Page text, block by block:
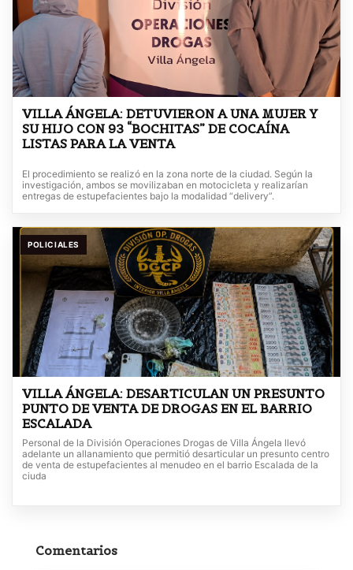
VILLA ÁNGELA: DETUVIERON A UNA MUJER Y
SU HIJO CON 93 “BOCHITAS” DE COCAÍNA
LISTAS PARA LA VENTA
El procedimiento se realizó en la zona norte de la ciudad. Según la
investigación, ambos se movilizaban en motocicleta y realizarían
entregas de estupefacientes bajo la modalidad “delivery”.
POLICIALES
VILLA ÁNGELA: DESARTICULAN UN PRESUNTO
PUNTO DE VENTA DE DROGAS EN EL BARRIO
ESCALADA
Personal de la División Operaciones Drogas de Villa Ángela llevó
adelante un allanamiento que permitió desarticular un presunto centro
de venta de estupefacientes al menudeo en el barrio Escalada de la
ciuda
Comentarios